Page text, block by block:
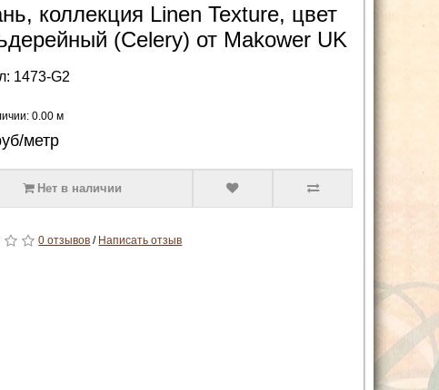
коллекция Linen Texture, цвет
(Celery) от Makower UK
1473-G2
0.00 м
метр
Нет в наличии
0 отзывов / Написать отзыв